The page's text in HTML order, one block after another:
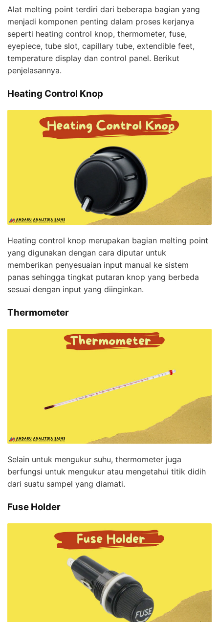
Alat melting point terdiri dari beberapa bagian yang
menjadi komponen penting dalam proses kerjanya
seperti heating control knop, thermometer, fuse,
eyepiece, tube slot, capillary tube, extendible feet,
temperature display dan control panel. Berikut
penjelasannya.
Heating Control Knop
Heating control knop merupakan bagian melting point
yang digunakan dengan cara diputar untuk
memberikan penyesuaian input manual ke sistem
panas sehingga tingkat putaran knop yang berbeda
sesuai dengan input yang diinginkan.
Thermometer
Selain untuk mengukur suhu, thermometer juga
berfungsi untuk mengukur atau mengetahui titik didih
dari suatu sampel yang diamati.
Fuse Holder